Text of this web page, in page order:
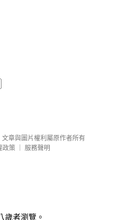
文章與圖片權利屬原作者所有
政策
服務聲明
歲者瀏覽。